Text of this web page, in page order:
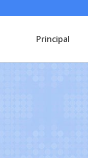
Principal